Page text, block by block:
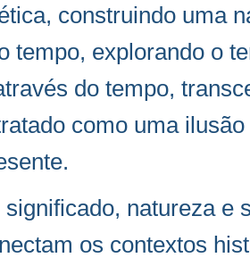
construindo uma
tempo, explorando o
do tempo,
como uma
natureza e
os contextos